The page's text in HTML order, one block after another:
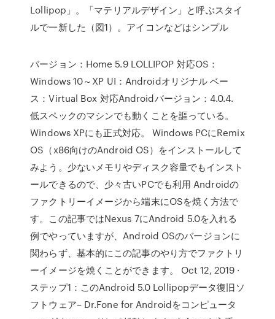
Lollipop」。「マテリアルデザイン」と呼ぶスタイ
ルで一新した（図1）。アイコンなどはシンプル
バージョン：Home 5.9 LOLLIPOP 対応OS：
Windows 10～XP UI：Androidオリジナル ベー
ス：Virtual Box 対応Androidバージョン：4.0.4.
低スペックのマシンでも動くことを謳っている。
Windows XPにも正式対応。 Windows PCにRemix
OS（x86向けのAndroid OS）をインストールして
みよう。少ないメモリやディスク容量でもインスト
ールできるので、少々古いPCでも利用 Androidの
ファクトリーイメージから端末にOSを焼く方法で
す。この記事ではNexus 7にAndroid 5.0を入れる
例でやっていますが、Android OSのバージョンに
関わらず、基本的にこの記事のやり方でファクトリ
ーイメージを焼くことができます。 Oct 12, 2019 ·
ステップ1：このAndroid 5.0 Lollipopデータ復旧ソ
フトウェア– Dr.Fone for Androidをコンピュータ